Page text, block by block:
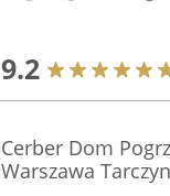
9.2
Cerber Dom
Warszawa